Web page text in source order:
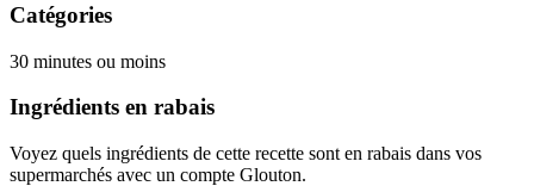
Catégories
30 minutes ou moins
Ingrédients en rabais
Voyez quels ingrédients de cette recette sont en rabais dans vos
supermarchés avec un compte Glouton.